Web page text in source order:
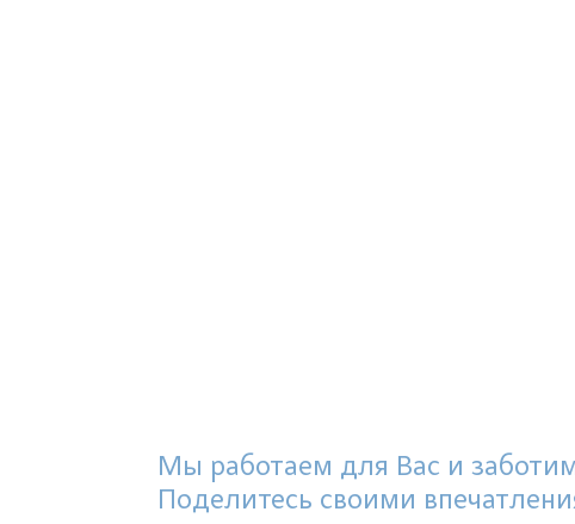
Мы работаем для Вас и
Поделитесь своими